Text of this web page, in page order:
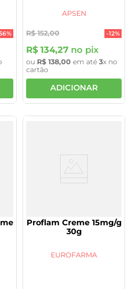
Betametasona
APSEN
R$ 152,00 -12%
R$ 134,27 no pix
ou R$ 138,00 em até 3x no
cartão
ADICIONAR
Proflam Creme 15mg/g
30g
EUROFARMA